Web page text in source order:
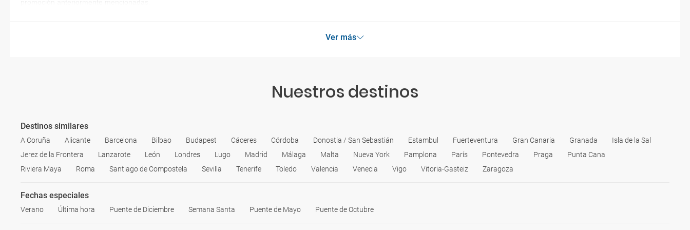
promoción anteriormente mencionadas.
Ver más
Nuestros destinos
Destinos similares
A Coruña Alicante Barcelona Bilbao Budapest Cáceres Córdoba Donostia / San Sebastián Estambul Fuerteventura Gran Canaria Granada
Isla de la Sal
Jerez de la Frontera
Lanzarote León Londres Lugo Madrid Málaga Malta Nueva York Pamplona París Pontevedra Praga
Punta Cana
Riviera Maya
Roma Santiago de Compostela Sevilla Tenerife Toledo Valencia Venecia Vigo Vitoria-Gasteiz Zaragoza
Fechas especiales
Verano Última hora Puente de Diciembre Semana Santa Puente de Mayo Puente de Octubre